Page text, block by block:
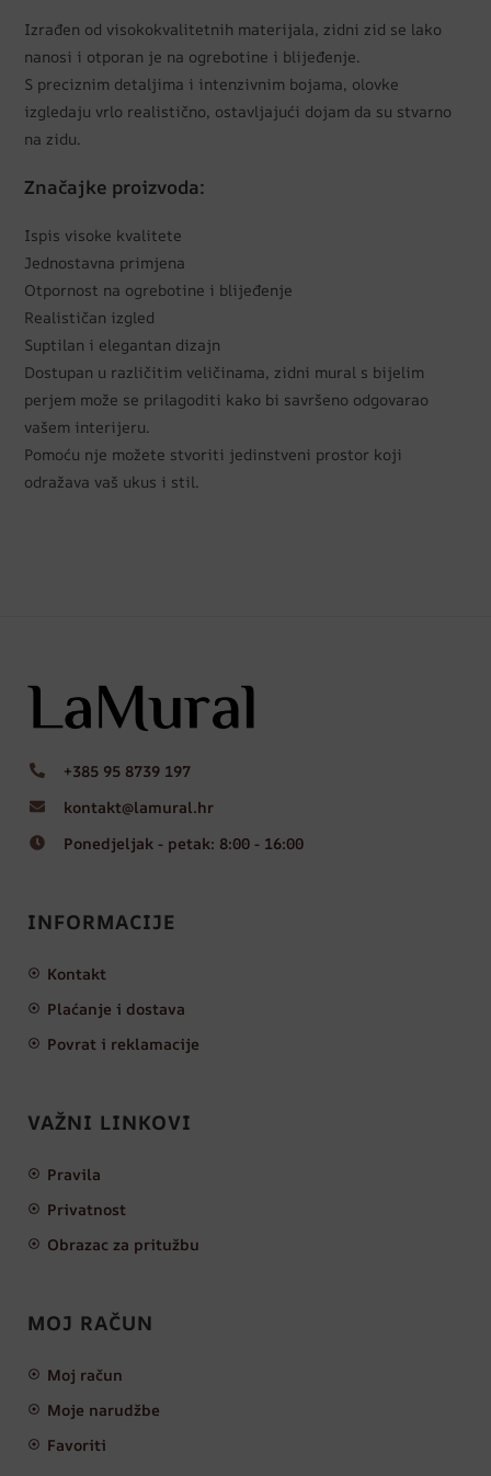
Izrađen od visokokvalitetnih materijala, zidni zid se lako
nanosi i otporan je na ogrebotine i blijeđenje.
S preciznim detaljima i intenzivnim bojama, olovke
izgledaju vrlo realistično, ostavljajući dojam da su stvarno
na zidu.
Značajke proizvoda:
Ispis visoke kvalitete
Jednostavna primjena
Otpornost na ogrebotine i blijeđenje
Realističan izgled
Suptilan i elegantan dizajn
Dostupan u različitim veličinama, zidni mural s bijelim
perjem može se prilagoditi kako bi savršeno odgovarao
vašem interijeru.
Pomoću nje možete stvoriti jedinstveni prostor koji
odražava vaš ukus i stil.
+385 95 8739 197
kontakt@lamural.hr
Ponedjeljak - petak: 8:00 - 16:00
INFORMACIJE
Kontakt
Plaćanje i dostava
Povrat i reklamacije
VAŽNI LINKOVI
Pravila
Privatnost
Obrazac za pritužbu
MOJ RAČUN
Moj račun
Moje narudžbe
Favoriti